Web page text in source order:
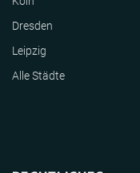
Dresden
Leipzig
Alle Städte